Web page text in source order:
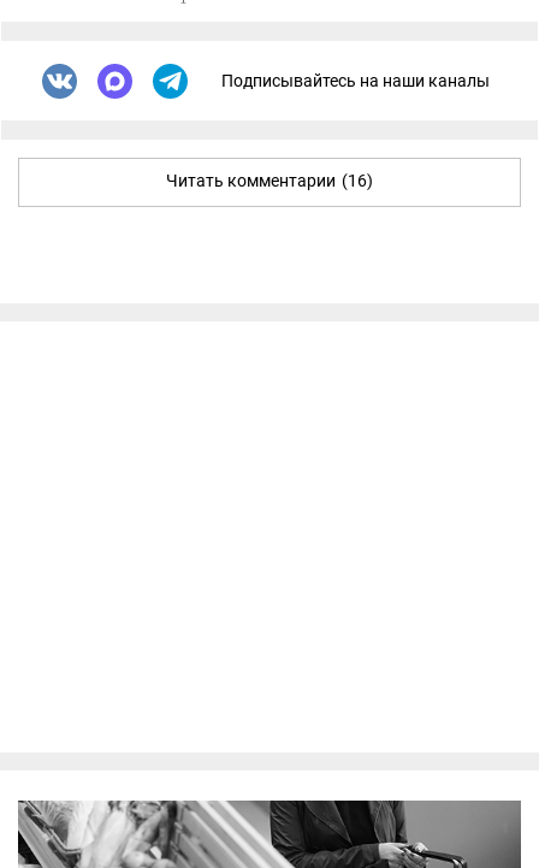
Подписывайтесь на наши каналы
Читать комментарии (16)